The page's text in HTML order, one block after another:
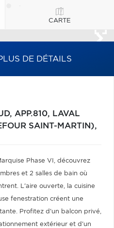
CARTE
DE DÉTAILS
APP.810, LAVAL
SAINT-MARTIN),
Phase VI, découvrez
et 2 salles de bain où
L'aire ouverte, la cuisine
fenestration créent une
Profitez d'un balcon privé,
extérieur et d'un